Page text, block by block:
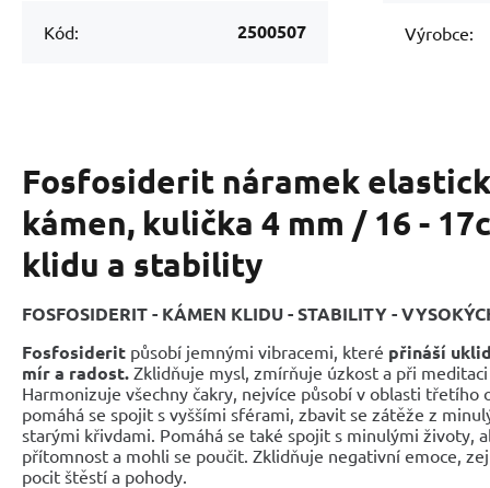
Kód: 2500507 Výrobce:
Fosfosiderit náramek
kámen, kulička 4 mm / 16 -
klidu a stability
FOSFOSIDERIT - KÁMEN KLIDU - STABILITY -
Fosfosiderit působí jemnými vibracemi, které přináší
mír a radost. Zklidňuje mysl, zmírňuje úzkost a při
Harmonizuje všechny čakry, nejvíce působí v oblasti třetího
pomáhá se spojit s vyššími sférami, zbavit se zátěže z
starými křivdami. Pomáhá se také spojit s minulými životy,
přítomnost a mohli se poučit. Zklidňuje negativní emoce,
pocit štěstí a pohody.